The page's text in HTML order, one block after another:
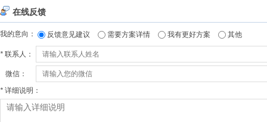
在线反馈
我的意向： 反馈意见建议 需要方案详情 我有更好方案 其他
* 联系人：
微信：
* 详细说明：